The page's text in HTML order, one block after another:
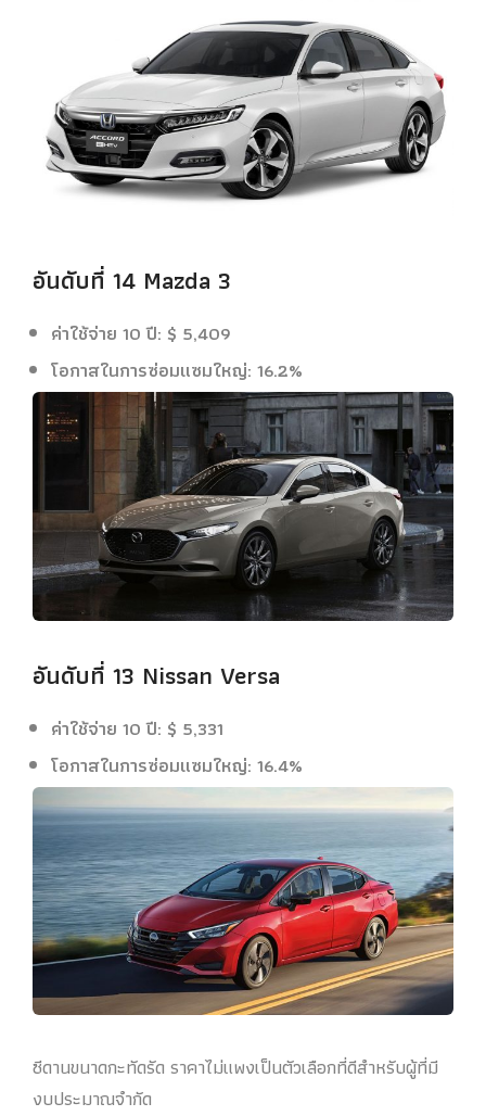
อันดับที่ 14 Mazda 3
ค่าใช้จ่าย 10 ปี: $ 5,409
โอกาสในการซ่อมแซมใหญ่: 16.2%
อันดับที่ 13 Nissan Versa
ค่าใช้จ่าย 10 ปี: $ 5,331
โอกาสในการซ่อมแซมใหญ่: 16.4%
ซีดานขนาดกะทัดรัด ราคาไม่แพงเป็นตัวเลือกที่ดีสําหรับผู้ที่มี
งบประมาณจํากัด